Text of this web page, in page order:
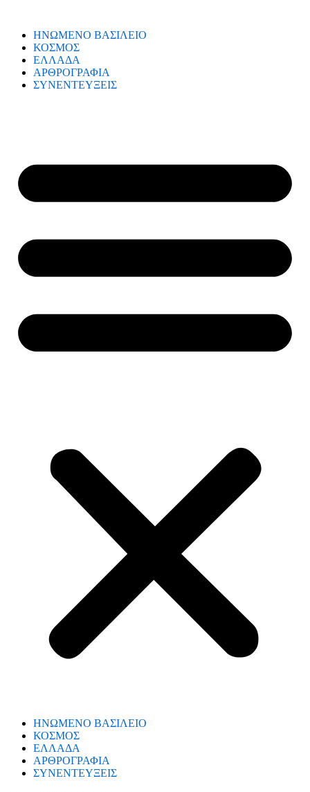
ΗΝΩΜΕΝΟ ΒΑΣΙΛΕΙΟ
ΚΟΣΜΟΣ
ΕΛΛΑΔΑ
ΑΡΘΡΟΓΡΑΦΙΑ
ΣΥΝΕΝΤΕΥΞΕΙΣ
ΗΝΩΜΕΝΟ ΒΑΣΙΛΕΙΟ
ΚΟΣΜΟΣ
ΕΛΛΑΔΑ
ΑΡΘΡΟΓΡΑΦΙΑ
ΣΥΝΕΝΤΕΥΞΕΙΣ